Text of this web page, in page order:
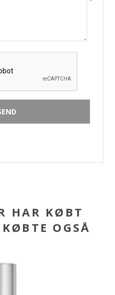
HAR KØBT
OGSÅ